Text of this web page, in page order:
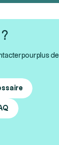
pour plus de